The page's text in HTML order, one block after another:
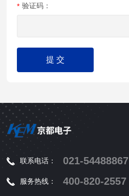
验证码：
联系电话： 021-54488867
服务热线： 400-820-2557